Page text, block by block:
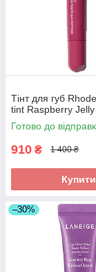
Тінт для губ
tint Raspberry
Готово до
910 ₴ 1 400 ₴
Купити
–30%